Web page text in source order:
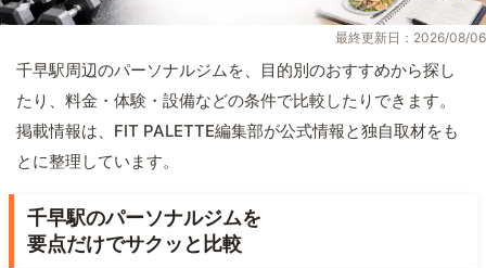
最終更新日：2026/08/06
千早駅周辺のパーソナルジムを、目的別のおすすめから探し
たり、料金・体験・設備などの条件で比較したりできます。
掲載情報は、FIT PALETTE編集部が公式情報と独自取材をも
とに整理しています。
千早駅のパーソナルジムを
要点だけでサクッと比較